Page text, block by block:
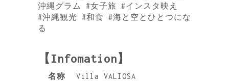
沖縄グラム #女子旅 #インスタ映え
#沖縄観光 #和食 #海と空とひとつにな
る
【Infomation】
名称
Villa VALIOSA